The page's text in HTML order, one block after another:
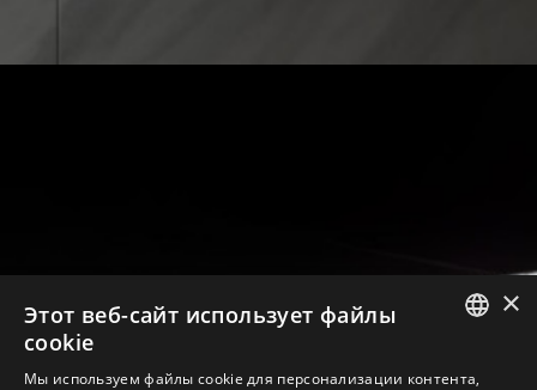
×
Этот веб-сайт использует файлы
cookie
Мы используем файлы cookie для персонализации контента,